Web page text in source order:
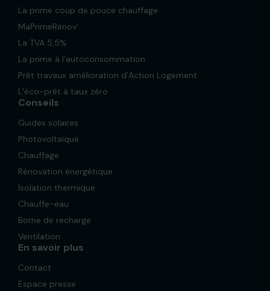
La prime coup de pouce chauffage
MaPrimeRénov’
La TVA 5,5%
La prime à l’autoconsommation
Prêt travaux amélioration d’Action Logement
L’éco-prêt à taux zéro
Conseils
Guides solaires
Photovoltaïque
Chauffage
Rénovation énergétique
Isolation thermique
Chauffe-eau
Borne de recharge
Ventilation
En savoir plus
Contact
Espace presse